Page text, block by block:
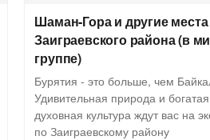
Шаман-Гора и другие
Заиграевского района (в
группе)
Бурятия - это больше, чем
Удивительная природа и богатая
духовная культура ждут вас на
по Заиграевскому району